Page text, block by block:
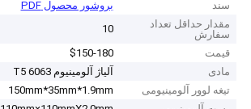
سند
بروشور محصول PDF
مقدار حداقل تعداد
سفارش
10
قیمت
$150-180
مادی
آلیاژ آلومینیوم 6063 T5
تیغه لوور آلومینیومی
150mm*35mm*1.9mm